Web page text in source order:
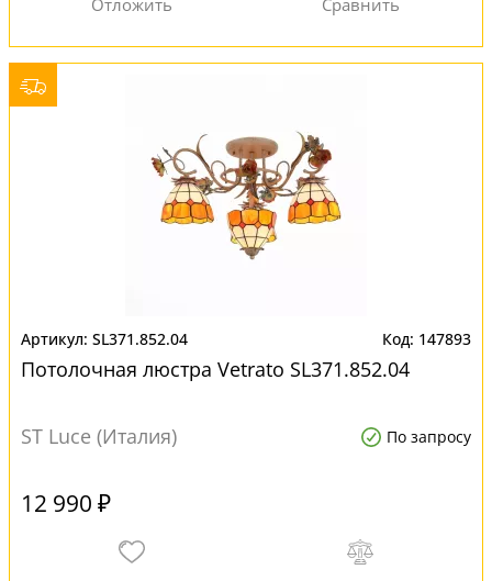
SL371.852.04 147893
Потолочная люстра Vetrato SL371.852.04
ST Luce (Италия) По запросу
12 990 ₽